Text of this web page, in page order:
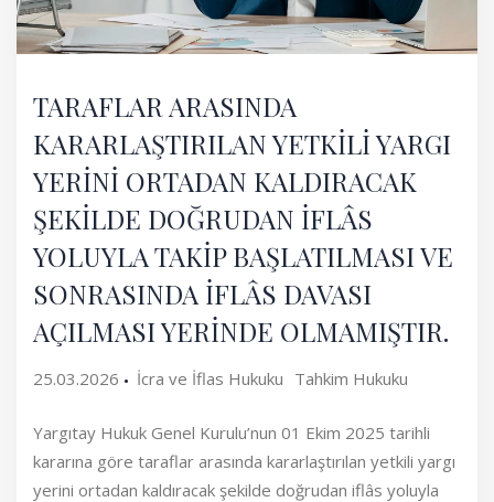
TARAFLAR ARASINDA
KARARLAŞTIRILAN YETKİLİ YARGI
YERİNİ ORTADAN KALDIRACAK
ŞEKİLDE DOĞRUDAN İFLÂS
YOLUYLA TAKİP BAŞLATILMASI VE
SONRASINDA İFLÂS DAVASI
AÇILMASI YERİNDE OLMAMIŞTIR.
25.03.2026 İcra ve İflas Hukuku Tahkim Hukuku
Yargıtay Hukuk Genel Kurulu’nun 01 Ekim 2025 tarihli
kararına göre taraflar arasında kararlaştırılan yetkili yargı
yerini ortadan kaldıracak şekilde doğrudan iflâs yoluyla